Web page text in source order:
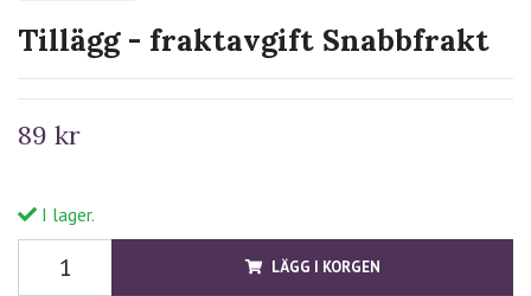
Tillägg - fraktavgift Snabbfrakt
89 kr
I lager.
LÄGG I KORGEN